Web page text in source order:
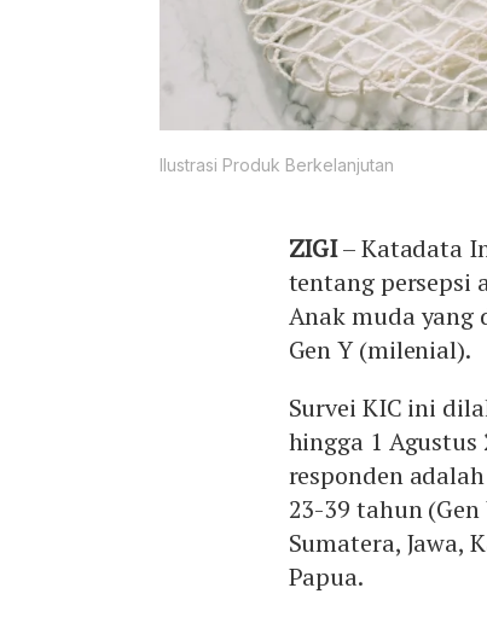
Ilustrasi Produk Berkelanjutan
ZIGI– Katadata
tentang persepsi
Anak muda yang
Gen Y (milenial).
Survei KIC ini
hingga 1
responden
23-39 tahun
Sumatera, Jawa,
Papua.